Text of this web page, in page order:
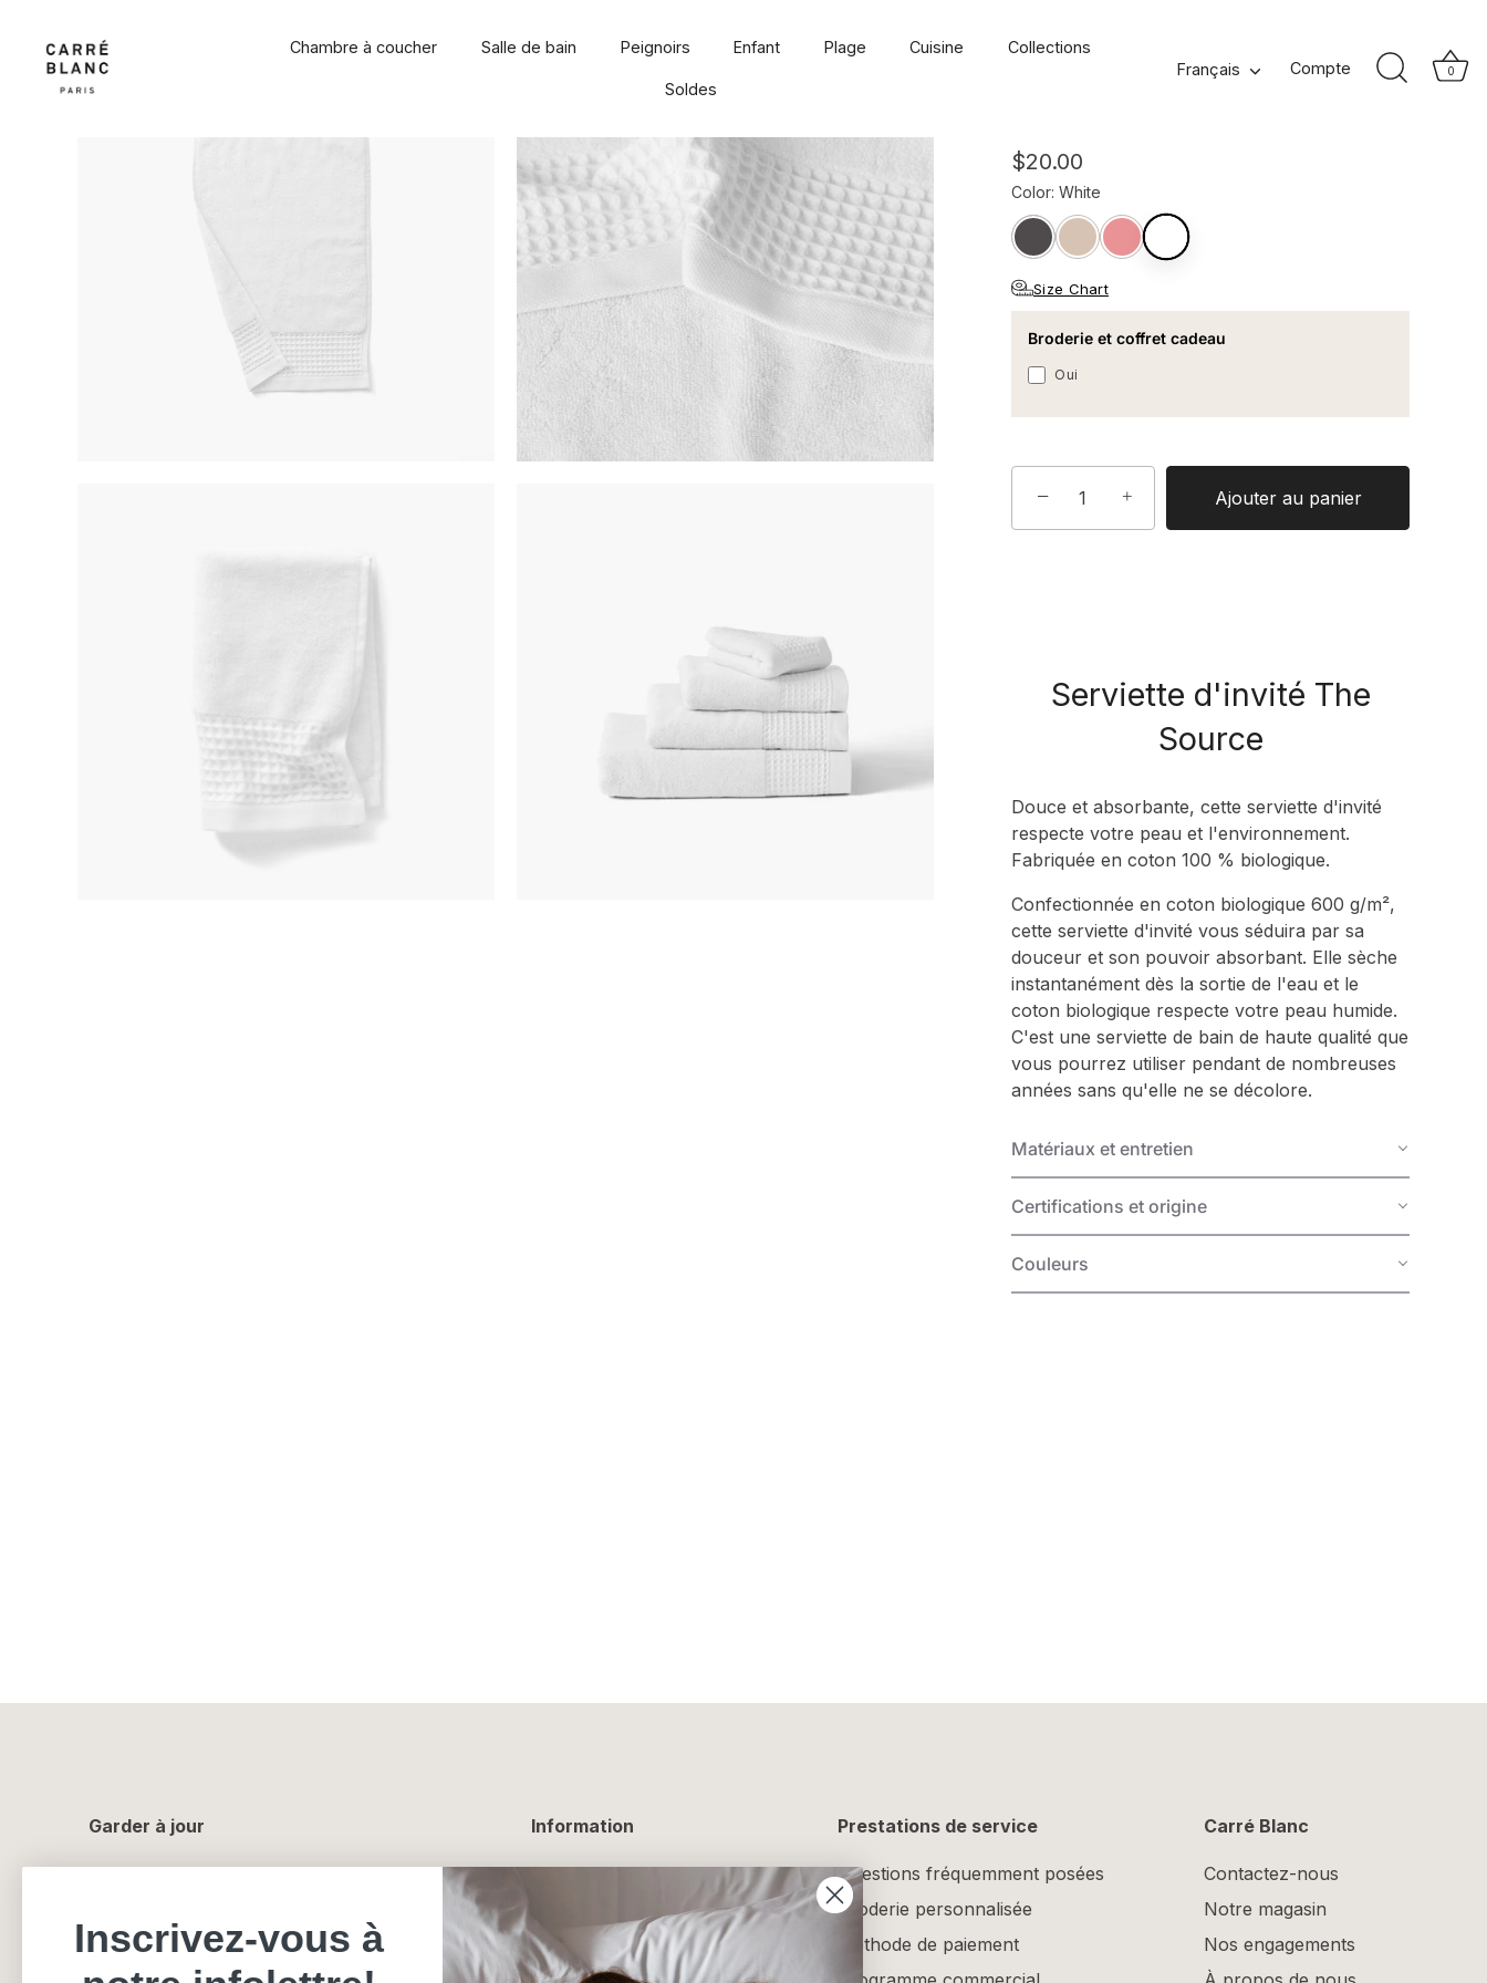
contenu
Chambre à coucher Salle de bain Peignoirs Enfant Plage Cuisine Collections
Soldes
Langue
Français Compte 0
Serviette d'invité en coton
$20.00
Color: White
Size Chart
Broderie et coffret cadeau
Oui
− + Ajouter au panier
Serviette d'invité The
Source
Douce et absorbante, cette serviette d'invité
respecte votre peau et l'environnement.
Fabriquée en coton 100 % biologique.
Confectionnée en coton biologique 600 g/m²,
cette serviette d'invité vous séduira par sa
douceur et son pouvoir absorbant. Elle sèche
instantanément dès la sortie de l'eau et le
coton biologique respecte votre peau humide.
C'est une serviette de bain de haute qualité que
vous pourrez utiliser pendant de nombreuses
années sans qu'elle ne se décolore.
Matériaux et entretien
Certifications et origine
Couleurs
Garder à jour Information
Informations de livraison
Retours et échanges
Guide d'entretien
Prestations de service
Questions fréquemment posées
Broderie personnalisée
Méthode de paiement
Carré Blanc
Contactez-nous
Notre magasin
Nos engagements
Inscrivez-vous à